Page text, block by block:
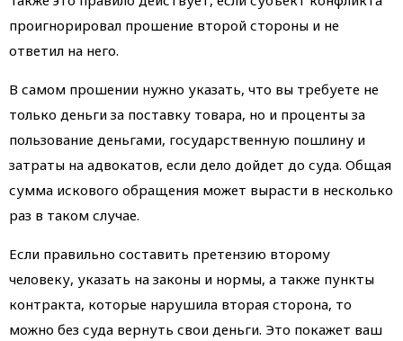
проигнорировал прошение второй стороны и не
ответил на него.
В самом прошении нужно указать, что вы требуете не
только деньги за поставку товара, но и проценты за
пользование деньгами, государственную пошлину и
затраты на адвокатов, если дело дойдет до суда. Общая
сумма искового обращения может вырасти в несколько
раз в таком случае.
Если правильно составить претензию второму
человеку, указать на законы и нормы, а также пункты
контракта, которые нарушила вторая сторона, то
можно без суда вернуть свои деньги. Это покажет ваш